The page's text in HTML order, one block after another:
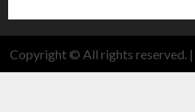
Copyright © All rights reserved. |